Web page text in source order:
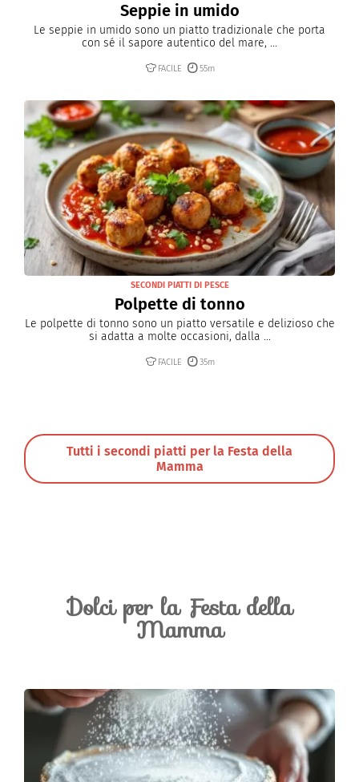
Seppie in umido
Le seppie in umido sono un piatto tradizionale che porta
con sé il sapore autentico del mare, ...
FACILE 55m
SECONDI PIATTI DI PESCE
Polpette di tonno
Le polpette di tonno sono un piatto versatile e delizioso che
si adatta a molte occasioni, dalla ...
FACILE 35m
Tutti i secondi piatti per la Festa della
Mamma
Dolci per la Festa della
Mamma